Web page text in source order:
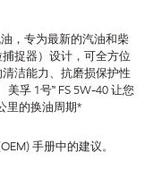
，专为最新的汽油和柴
捉器）设计，可全方位
洁能力、抗磨损保护性
孚 1号™ FS 5W-40 让您
里的换油周期*
手册中的建议。